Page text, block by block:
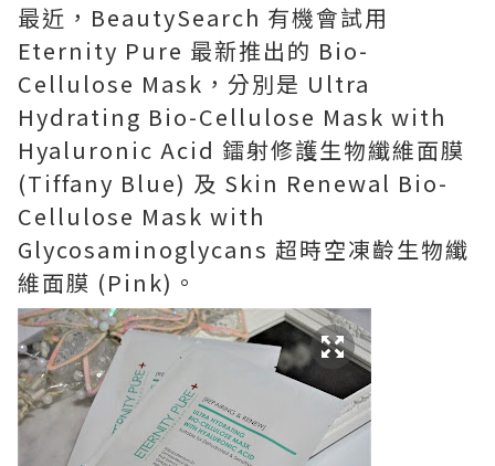
最近，BeautySearch 有機會試用
Eternity Pure 最新推出的 Bio-
Cellulose Mask，分別是 Ultra
Hydrating Bio-Cellulose Mask with
Hyaluronic Acid 鐳射修護生物纖維面膜
(Tiffany Blue) 及 Skin Renewal Bio-
Cellulose Mask with
Glycosaminoglycans 超時空凍齡生物纖
維面膜 (Pink)。